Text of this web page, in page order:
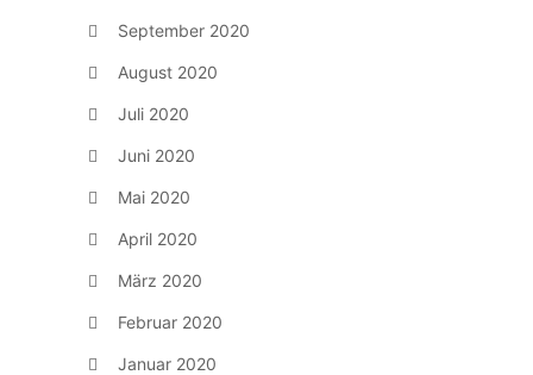
September 2020
August 2020
Juli 2020
Juni 2020
Mai 2020
April 2020
März 2020
Februar 2020
Januar 2020